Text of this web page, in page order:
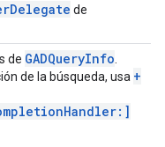
de
de GADQueryInfo
de la búsqueda, usa +